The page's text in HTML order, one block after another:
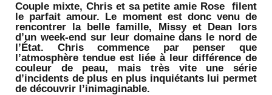
Couple mixte, Chris et sa petite amie Rose filent
le parfait amour. Le moment est donc venu de
rencontrer la belle famille, Missy et Dean lors
d’un week-end sur leur domaine dans le nord de
l’État. Chris commence par penser que
l’atmosphère tendue est liée à leur différence de
couleur de peau, mais très vite une série
d’incidents de plus en plus inquiétants lui permet
de découvrir l’inimaginable.